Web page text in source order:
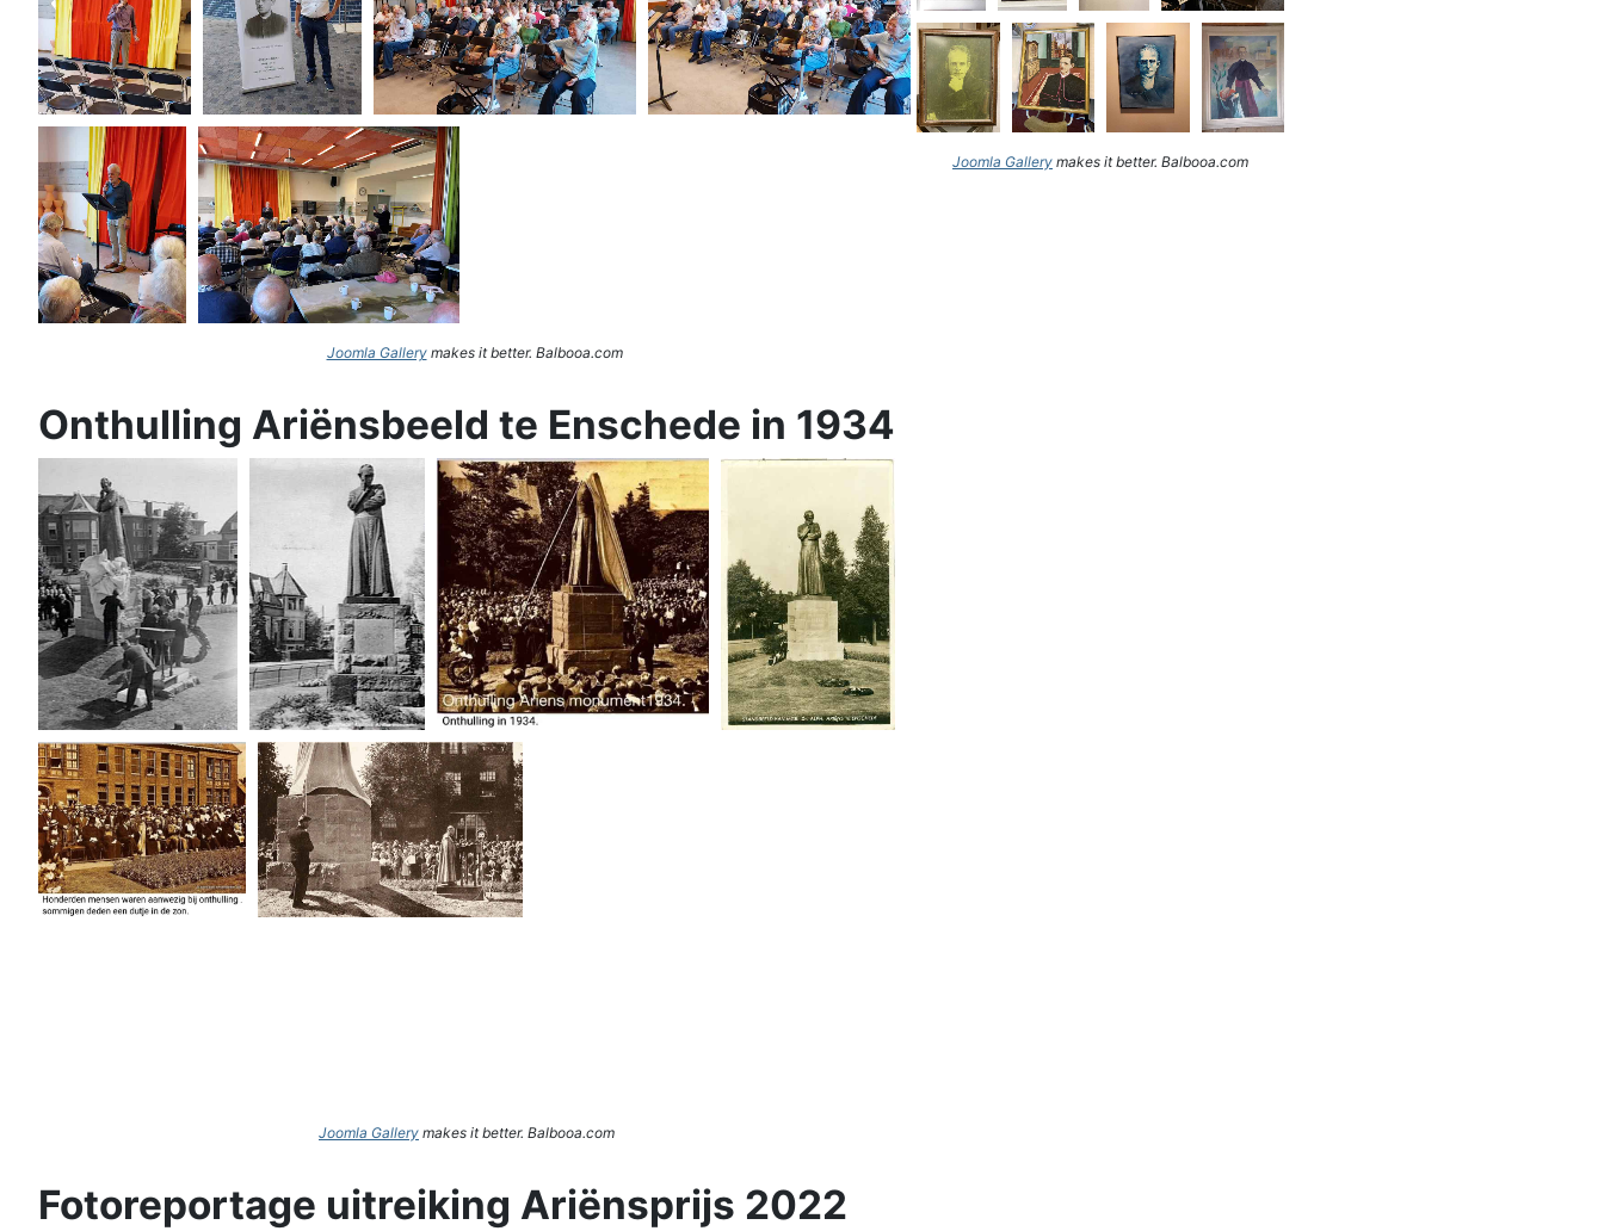
Joomla Gallerymakes it better. Balbooa.com
Joomla Gallery makes it better. Balbooa.com
Onthulling Ariënsbeeld te Enschede in 1934
Joomla Gallery makes it better. Balbooa.com
Fotoreportage uitreiking Ariënsprijs 2022